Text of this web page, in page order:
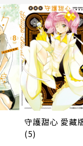
守護甜心 愛藏
(5)